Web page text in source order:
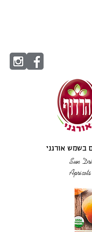
בשמש אורגני
Sun
Apricots